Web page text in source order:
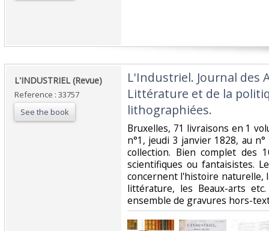
‎L'INDUSTRIEL (Revue)‎
Reference : 33757
See the book
‎L'Industriel. Journal des
Littérature et de la
lithographiées.‎
‎Bruxelles, 71 livraisons en 1
n°1, jeudi 3 janvier 1828, au
collection. Bien complet des
scientifiques ou fantaisistes.
concernent l'histoire naturelle,
littérature, les Beaux-arts
ensemble de gravures hors-